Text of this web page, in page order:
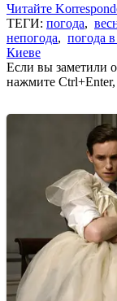
Читайте
ТЕГИ: погода,
непогода, погода
Киеве
Если вы заметили
нажмите